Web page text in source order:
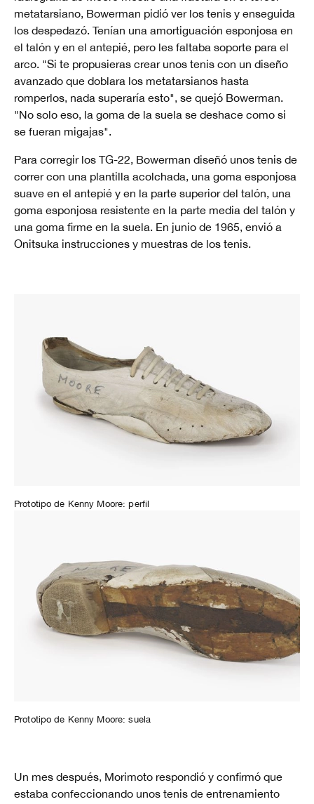
metatarsiano, Bowerman pidió ver los tenis y enseguida
los despedazó. Tenían una amortiguación esponjosa en
el talón y en el antepié, pero les faltaba soporte para el
arco. "Si te propusieras crear unos tenis con un diseño
avanzado que doblara los metatarsianos hasta
romperlos, nada superaría esto", se quejó Bowerman.
"No solo eso, la goma de la suela se deshace como si
se fueran migajas".
Para corregir los TG-22, Bowerman diseñó unos tenis de
correr con una plantilla acolchada, una goma esponjosa
suave en el antepié y en la parte superior del talón, una
goma esponjosa resistente en la parte media del talón y
una goma firme en la suela. En junio de 1965, envió a
Onitsuka instrucciones y muestras de los tenis.
Prototipo de Kenny Moore: perfil
Prototipo de Kenny Moore: suela
Un mes después, Morimoto respondió y confirmó que
estaba confeccionando unos tenis de entrenamiento